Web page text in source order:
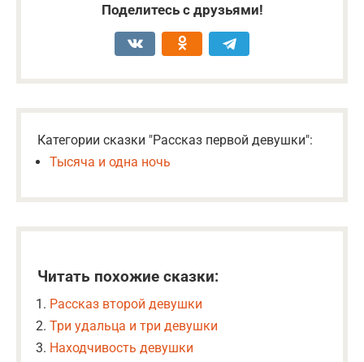
Поделитесь с друзьями!
Категории сказки "Рассказ первой девушки":
Тысяча и одна ночь
Читать похожие сказки:
Рассказ второй девушки
Три удальца и три девушки
Находчивость девушки